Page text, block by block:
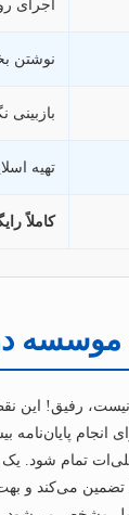
اجرای
نوشتن
بازبینی
تهیه
کاملاً
در
نیست، رفیق!
انجام
تمام شود. یک
تضمین می‌کند و